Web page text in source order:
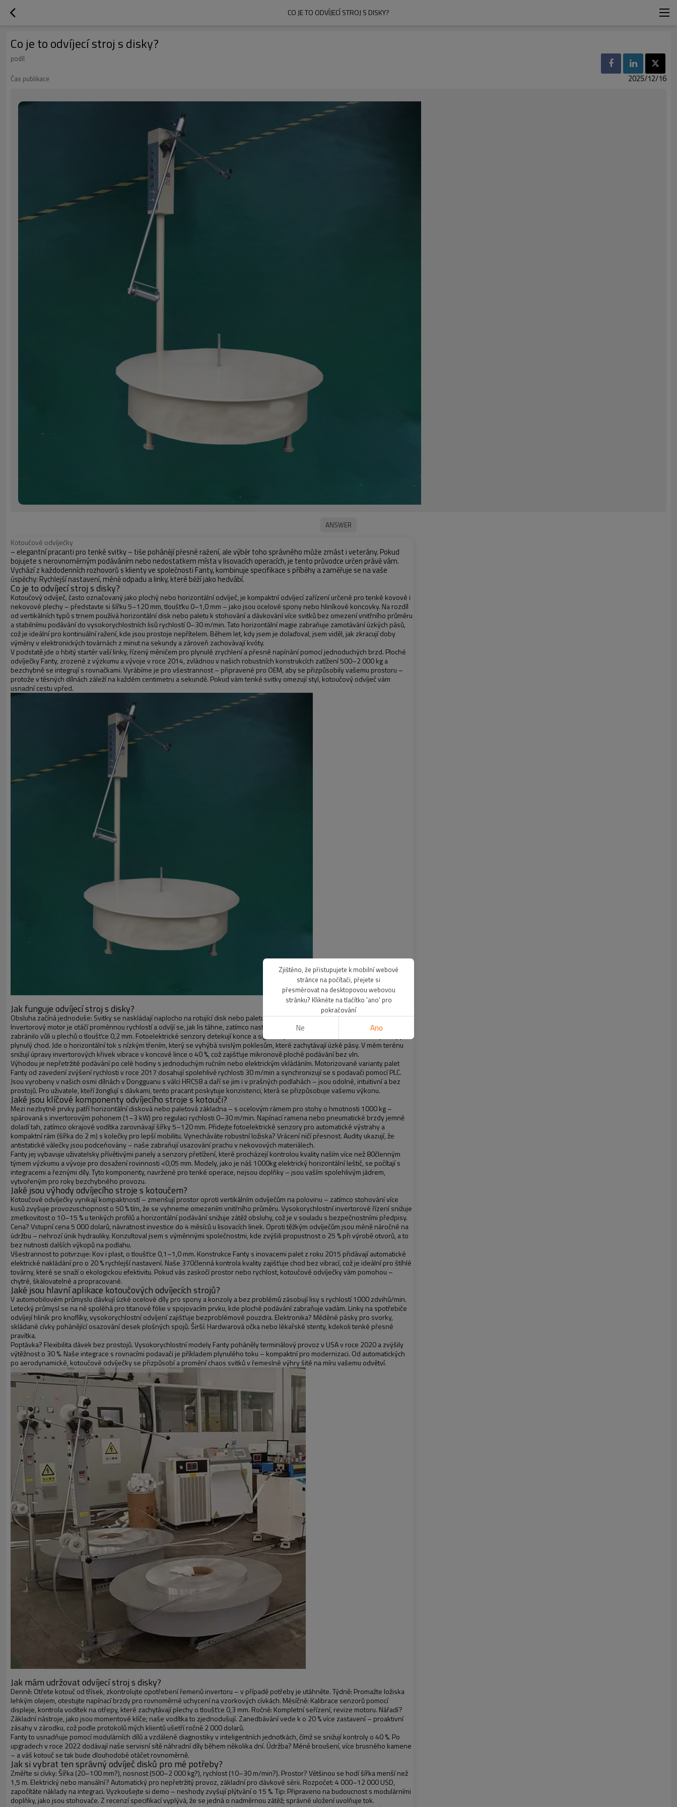
CO JE TO ODVÍJECÍ STROJ S DISKY?
Co je to odvíjecí stroj s disky?
podíl
Čas publikace
2025/12/16
Kotoučové odvíječky
– elegantní pracanti pro tenké svitky – tiše pohánějí přesné ražení, ale výběr toho správného může zmást i veterány. Pokud
bojujete s nerovnoměrným podáváním nebo nedostatkem místa v lisovacích operacích, je tento průvodce určen právě vám.
Vychází z každodenních rozhovorů s klienty ve společnosti Fanty, kombinuje specifikace s příběhy a zaměřuje se na vaše
úspěchy: Rychlejší nastavení, méně odpadu a linky, které běží jako hedvábí.
Co je to odvíjecí stroj s disky?
Kotoučový odvíječ, často označovaný jako plochý nebo horizontální odvíječ, je kompaktní odvíjecí zařízení určené pro tenké kovové i
nekovové plechy – představte si šířku 5–120 mm, tloušťku 0–1,0 mm – jako jsou ocelové spony nebo hliníkové koncovky. Na rozdíl
od vertikálních typů s trnem používá horizontální disk nebo paletu k stohování a dávkování více svitků bez omezení vnitřního průměru
a stabilnímu podávání do vysokorychlostních lisů rychlostí 0–30 m/min. Tato horizontální magie zabraňuje zamotávání úzkých pásů,
což je ideální pro kontinuální ražení, kde jsou prostoje nepřítelem. Během let, kdy jsem je dolaďoval, jsem viděl, jak zkracují doby
výměny v elektronických továrnách z minut na sekundy a zároveň zachovávají kvóty.
V podstatě jde o hbitý startér vaší linky, řízený měničem pro plynulé zrychlení a přesné napínání pomocí jednoduchých brzd. Ploché
odvíječky Fanty, zrozené z výzkumu a vývoje v roce 2014, zvládnou v našich robustních konstrukcích zatížení 500–2 000 kg a
bezchybně se integrují s rovnačkami. Vyrábíme je pro všestrannost – připravené pro OEM, aby se přizpůsobily vašemu prostoru –
protože v těsných dílnách záleží na každém centimetru a sekundě. Pokud vám tenké svitky omezují styl, kotoučový odvíječ vám
usnadní cestu vpřed.
Jak funguje odvíjecí stroj s disky?
Obsluha začíná jednoduše: Svitky se naskládají naplocho na rotující disk nebo paletu – žádné potíže s trny – a jsou zajištěny vodítky.
Invertorový motor je otáčí proměnnou rychlostí a odvíjí se, jak lis táhne, zatímco nastavitelné brzdy udržují zpětné napětí, aby se
zabránilo vůli u plechů o tloušťce 0,2 mm. Fotoelektrické senzory detekují konce a signalizují automatické zastavení nebo výměny pro
plynulý chod. Jde o horizontální tok s nízkým třením, který se vyhýbá svislým poklesům, které zachytávají úzké pásy. V mém terénu
snižují úpravy invertorových křivek vibrace v koncové lince o 40 %, což zajišťuje mikronově ploché podávání bez vln.
Výhodou je nepřetržité podávání po celé hodiny s jednoduchým ručním nebo elektrickým vkládáním. Motorizované varianty palet
Fanty od zavedení zvýšení rychlosti v roce 2017 dosahují spolehlivě rychlosti 30 m/min a synchronizují se s podavači pomocí PLC.
Jsou vyrobeny v našich osmi dílnách v Dongguanu s válci HRC58 a daří se jim i v prašných podlahách – jsou odolné, intuitivní a bez
prostojů. Pro uživatele, kteří žonglují s dávkami, tento pracant poskytuje konzistenci, která se přizpůsobuje vašemu výkonu.
Jaké jsou klíčové komponenty odvíjecího stroje s kotouči?
Mezi nezbytné prvky patří horizontální disková nebo paletová základna – s ocelovým rámem pro stohy o hmotnosti 1000 kg –
spárovaná s invertorovým pohonem (1–3 kW) pro regulaci rychlosti 0–30 m/min. Napínací ramena nebo pneumatické brzdy jemně
doladí tah, zatímco okrajové vodítka zarovnávají šířky 5–120 mm. Přidejte fotoelektrické senzory pro automatické výstrahy a
kompaktní rám (šířka do 2 m) s kolečky pro lepší mobilitu. Vynecháváte robustní ložiska? Vrácení ničí přesnost. Audity ukazují, že
antistatické válečky jsou podceňovány – naše zabraňují usazování prachu v nekovových materiálech.
Fanty jej vybavuje uživatelsky přívětivými panely a senzory přetížení, které procházejí kontrolou kvality naším více než 80členným
týmem výzkumu a vývoje pro dosažení rovinnosti <0,05 mm. Modely, jako je náš 1000kg elektrický horizontální leštič, se počítají s
integracemi a řeznými díly. Tyto komponenty, navržené pro tenké operace, nejsou doplňky – jsou vaším spolehlivým jádrem,
vytvořeným pro roky bezchybného provozu.
Jaké jsou výhody odvíjecího stroje s kotoučem?
Kotoučové odvíječky vynikají kompaktností – zmenšují prostor oproti vertikálním odvíječům na polovinu – zatímco stohování více
kusů zvyšuje provozuschopnost o 50 % tím, že se vyhneme omezením vnitřního průměru. Vysokorychlostní invertorové řízení snižuje
zmetkovitost o 10–15 % u tenkých profilů a horizontální podávání snižuje zátěž obsluhy, což je v souladu s bezpečnostními předpisy.
Cena? Vstupní cena 5 000 dolarů, návratnost investice do 4 měsíců u lisovacích linek. Oproti těžkým odvíječům jsou méně náročné na
údržbu – nehrozí únik hydrauliky. Konzultoval jsem s výměnnými společnostmi, kde zvýšili propustnost o 25 % při výrobě otvorů, a to
bez nutnosti dalších výkopů na podlahu.
Všestrannost to potvrzuje: Kov i plast, o tloušťce 0,1–1,0 mm. Konstrukce Fanty s inovacemi palet z roku 2015 přidávají automatické
elektrické nakládání pro o 20 % rychlejší nastavení. Naše 370členná kontrola kvality zajišťuje chod bez vibrací, což je ideální pro štíhlé
továrny, které se snaží o ekologickou efektivitu. Pokud vás zaskočí prostor nebo rychlost, kotoučové odvíječky vám pomohou –
chytré, škálovatelné a propracované.
Jaké jsou hlavní aplikace kotoučových odvíjecích strojů?
V automobilovém průmyslu dávkují úzké ocelové díly pro spony a konzoly a bez problémů zásobují lisy s rychlostí 1000 zdvihů/min.
Letecký průmysl se na ně spoléhá pro titanové fólie v spojovacím prvku, kde ploché podávání zabraňuje vadám. Linky na spotřebiče
odvíjejí hliník pro knoflíky, vysokorychlostní odvíjení zajišťuje bezproblémové pouzdra. Elektronika? Měděné pásky pro svorky,
skládané cívky pohánějící osazování desek plošných spojů. Širší: Hardwarová očka nebo lékařské stenty, kdekoli tenké přesné
pravítka.
Poptávka? Flexibilita dávek bez prostojů. Vysokorychlostní modely Fanty poháněly terminálový provoz v USA v roce 2020 a zvýšily
výtěžnost o 30 %. Naše integrace s rovnacími podavači je příkladem plynulého toku – kompaktní pro modernizaci. Od automatických
po aerodynamické, kotoučové odvíječky se přizpůsobí a promění chaos svitků v řemeslné výhry šité na míru vašemu odvětví.
Jak mám udržovat odvíjecí stroj s disky?
Denně: Otřete kotouč od třísek, zkontrolujte opotřebení řemenů invertoru – v případě potřeby je utáhněte. Týdně: Promažte ložiska
lehkým olejem, otestujte napínací brzdy pro rovnoměrné uchycení na vzorkových cívkách. Měsíčně: Kalibrace senzorů pomocí
displeje, kontrola vodítek na otřepy, které zachytávají plechy o tloušťce 0,3 mm. Ročně: Kompletní seřízení, revize motoru. Nářadí?
Základní nástroje, jako jsou momentové klíče; naše vodítka to zjednodušují. Zanedbávání vede k o 20 % více zastavení – proaktivní
zásahy v zárodku, což podle protokolů mých klientů ušetří ročně 2 000 dolarů.
Fanty to usnadňuje pomocí modulárních dílů a vzdálené diagnostiky v inteligentních jednotkách, čímž se snižují kontroly o 40 %. Po
upgradech v roce 2022 dodávají naše servisní sítě náhradní díly během několika dní. Údržba? Méně broušení, více brusného kamene
– a váš kotouč se tak bude dlouhodobě otáčet rovnoměrně.
Jak si vybrat ten správný odvíječ disků pro mé potřeby?
Změřte si cívky: Šířka (20–100 mm?), nosnost (500–2 000 kg?), rychlost (10–30 m/min?). Prostor? Většinou se hodí šířka menší než
1,5 m. Elektrický nebo manuální? Automatický pro nepřetržitý provoz, základní pro dávkové sérii. Rozpočet: 4 000–12 000 USD,
započítáte náklady na integraci. Vyzkoušejte si demo – neshody zvyšují plýtvání o 15 %. Tip: Připraveno na budoucnost s modulárními
doplňky, jako jsou stohovače. Z recenzí specifikací vyplývá, že se jedná o nadměrnou zátěž; správné uložení uvolňuje tok.
Zjištěno, že přistupujete k mobilní webové
stránce na počítači, přejete si
přesměrovat na desktopovou webovou
stránku? Klikněte na tlačítko 'ano' pro
pokračování
Ne Ano